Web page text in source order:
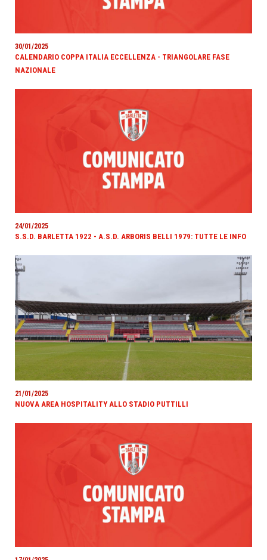
30/01/2025
CALENDARIO COPPA ITALIA ECCELLENZA - TRIANGOLARE FASE
NAZIONALE
24/01/2025
S.S.D. BARLETTA 1922 - A.S.D. ARBORIS BELLI 1979: TUTTE LE INFO
21/01/2025
NUOVA AREA HOSPITALITY ALLO STADIO PUTTILLI